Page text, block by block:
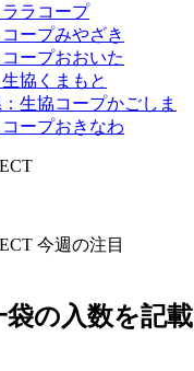
ラコープ
ープみやざき
ープおおいた
協くまもと
生協コープかごしま
ープおきなわ
の入数を記載